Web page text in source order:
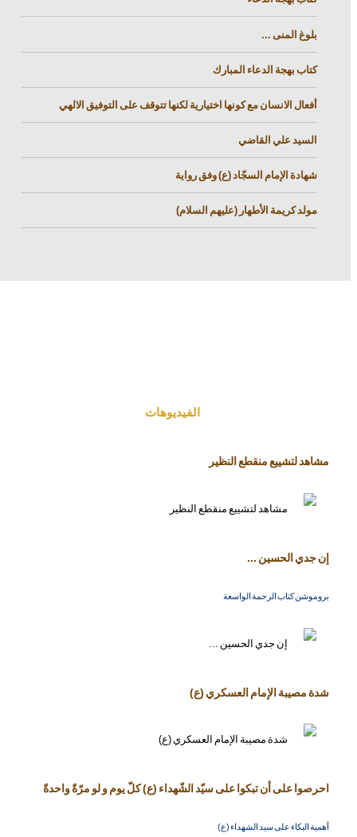
بلوغ المنى ...
كتاب بهجة الدعاء المبارك
أفعال الانسان مع كونها اختيارية لكنها تتوقف على التوفيق الالهي
السيد علي القاضي
شهادة الإمام السجّاد (ع) وفق رواية
مولد كريمة الأطهار (عليهم السلام)
الفیدیوهات
مشاهد لتشييع منقطع النظير
إن جدي الحسين ...
بروموشن كتاب الرحمة الواسعة
شدة مصيبة الإمام العسكري (ع)
احرصوا على أن تبكوا على سيّد الشّهداء (ع) كلّ يوم و لو مرّةً واحدةً
أهمية البكاء على سيد الشهداء (ع)